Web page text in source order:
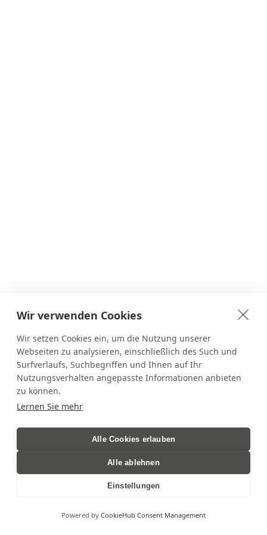
Wir verwenden Cookies
Wir setzen Cookies ein, um die Nutzung unserer
Webseiten zu analysieren, einschließlich des Such und
Surfverlaufs, Suchbegriffen und Ihnen auf Ihr
Nutzungsverhalten angepasste Informationen anbieten
zu können.
Lernen Sie mehr
Alle Cookies erlauben
Alle ablehnen
Einstellungen
Powered by CookieHub Consent Management